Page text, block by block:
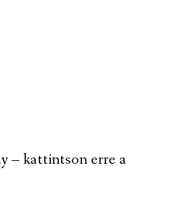
– kattintson erre a